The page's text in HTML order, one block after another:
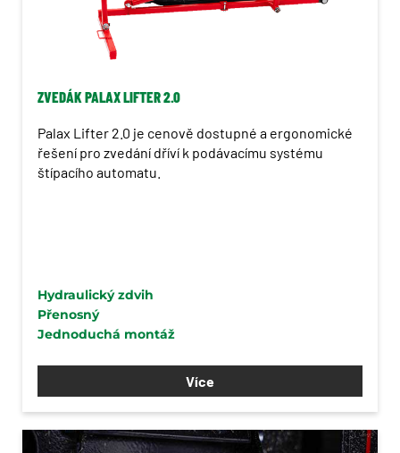
ZVEDÁK PALAX LIFTER 2.0
Palax Lifter 2.0 je cenově dostupné a ergonomické
řešení pro zvedání dříví k podávacímu systému
štípacího automatu.
Hydraulický zdvih
Přenosný
Jednoduchá montáž
Více